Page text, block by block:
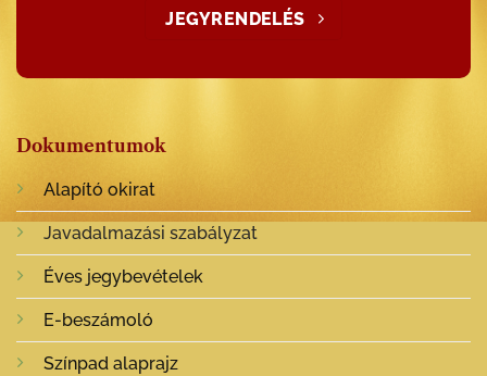
JEGYRENDELÉS
Dokumentumok
Alapító okirat
Javadalmazási szabályzat
Éves jegybevételek
E-beszámoló
Színpad alaprajz